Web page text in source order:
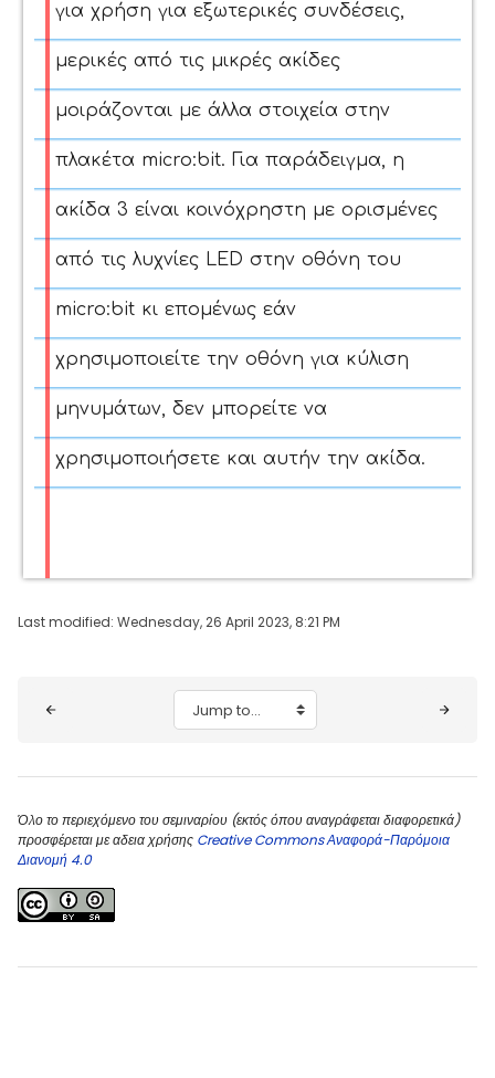
για χρήση για εξωτερικές συνδέσεις,
μερικές από τις μικρές ακίδες
μοιράζονται με άλλα στοιχεία στην
πλακέτα micro:bit. Για παράδειγμα, η
ακίδα 3 είναι κοινόχρηστη με ορισμένες
από τις λυχνίες LED στην οθόνη του
micro:bit κι επομένως εάν
χρησιμοποιείτε την οθόνη για κύλιση
μηνυμάτων, δεν μπορείτε να
χρησιμοποιήσετε και αυτήν την ακίδα.
Last modified: Wednesday, 26 April 2023, 8:21 PM
Jump to...
Όλο το περιεχόμενο του σεμιναρίου (εκτός όπου αναγράφεται διαφορετικά)
προσφέρεται με αδεια χρήσης Creative Commons Αναφορά-Παρόμοια
Διανομή 4.0